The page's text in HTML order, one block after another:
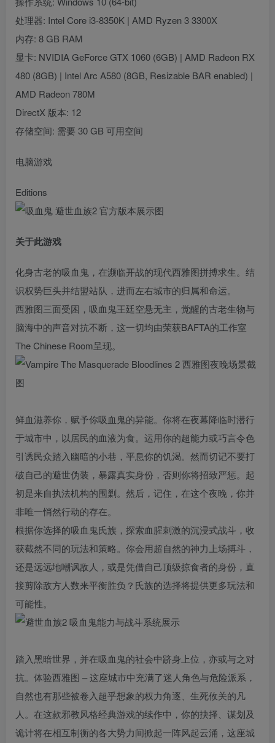
处理器: Intel Core i3-8350K | AMD Ryzen 3 3300X
内存: 8 GB RAM
显卡: NVIDIA GeForce GTX 1060 (6GB) | AMD Radeon RX
480 (8GB) | Intel Arc A580 (8GB, Resizable BAR enabled) |
AMD Radeon 780M
DirectX 版本: 12
存储空间: 需要 30 GB 可用空间
电脑游戏
Editions
关于此游戏
化身古老的吸血鬼，在濒临开战的现代西雅图拼搏求生。结
识权势巨头并结盟站队，进而左右城市的归属和命运。
西雅图三面受困，吸血鬼王廷空悬无主，觉醒的古老生物与
脑海中的声音对抗不断，这一切均由荣获BAFTA的工作室
The Chinese Room呈现。
鲜血滋养你，赋予你吸血鬼的异能。你将在夜幕降临时潜行
于城市中，以居民的血液为食。运用你的超能力或巧言令色
引诱民众踏入幽暗的小巷，平息你的饥渴。然而切记不要打
破自己的避世伪装，暴露真实身份，否则你将招致严惩。起
初是来自执法机构的围剿。然后，记住，在这个夜晚，你并
非唯一悄然行动的存在。
根据你选择的吸血鬼氏族，探索血腥刺激的沉浸式战斗，收
获截然不同的玩法和策略。你会用超自然的神力上场搏斗，
还是远远地嘲讽敌人，或是凭借自己顶级掠食者的身份，直
接剪除敌方人数来平衡胜负？氏族的选择将提供更多玩法和
可能性。
踏入黑暗世界，并在吸血鬼的社会中跻身上位，亦或与之对
抗。体验西雅图 – 这座城市中充满了迷人角色与危险派系，
自然也有那些被卷入超乎想象的权力角逐、生死攸关的凡
人。在这款邪教风格经典游戏的续作中，你的抉择、谋划及
诡计将在相互制衡的各大势力间掀起一阵风起云涌，这座城